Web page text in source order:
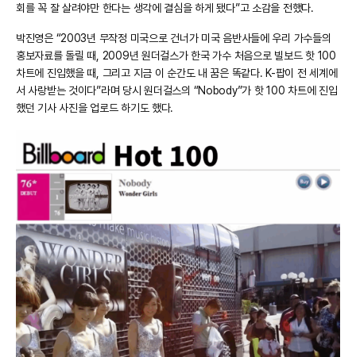
회를 꼭 잘 살려야만 한다는 생각에 결심을 하게 됐다”고 소감을 전했다.
박진영은 “2003년 무작정 미국으로 건너가 미국 음반사들에 우리 가수들의
홍보자료를 돌릴 때, 2009년 원더걸스가 한국 가수 처음으로 빌보드 핫 100
차트에 진입했을 때, 그리고 지금 이 순간도 내 꿈은 똑같다. K-팝이 전 세계에
서 사랑받는 것이다”라며 당시 원더걸스의 “Nobody”가 핫 100 차트에 진입
했던 기사 사진을 업로드 하기도 했다.